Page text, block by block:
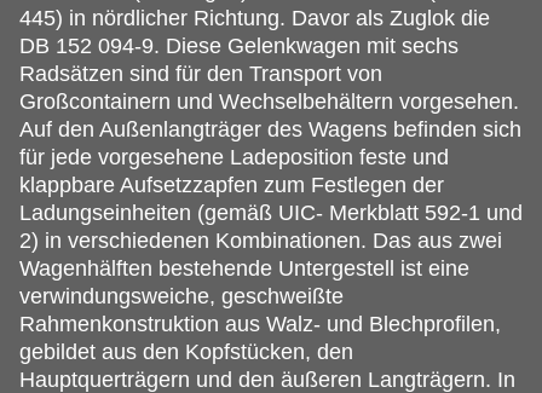
445) in nördlicher Richtung. Davor als Zuglok die
DB 152 094-9. Diese Gelenkwagen mit sechs
Radsätzen sind für den Transport von
Großcontainern und Wechselbehältern vorgesehen.
Auf den Außenlangträger des Wagens befinden sich
für jede vorgesehene Ladeposition feste und
klappbare Aufsetzzapfen zum Festlegen der
Ladungseinheiten (gemäß UIC- Merkblatt 592-1 und
2) in verschiedenen Kombinationen. Das aus zwei
Wagenhälften bestehende Untergestell ist eine
verwindungsweiche, geschweißte
Rahmenkonstruktion aus Walz- und Blechprofilen,
gebildet aus den Kopfstücken, den
Hauptquerträgern und den äußeren Langträgern. In